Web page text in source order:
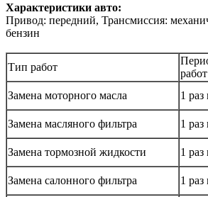
Характеристики авто:
Привод: передний, Трансмиссия:
бензин
Тип работ
работ
Замена моторного масла 1 раз
Замена масляного фильтра
1 раз
Замена тормозной жидкости
1 раз
Замена салонного фильтра
1 раз